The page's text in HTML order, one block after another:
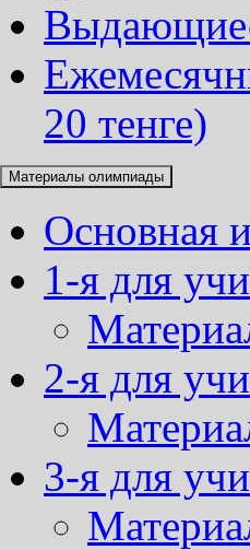
20 тенге)
Материалы олимпиады
Основная
1-я для
2-я для
3-я для